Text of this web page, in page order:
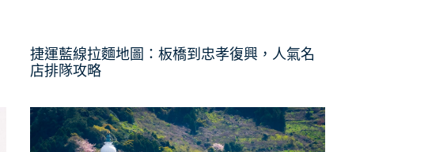
捷運藍線拉麵地圖：板橋到忠孝復興，人氣名
店排隊攻略